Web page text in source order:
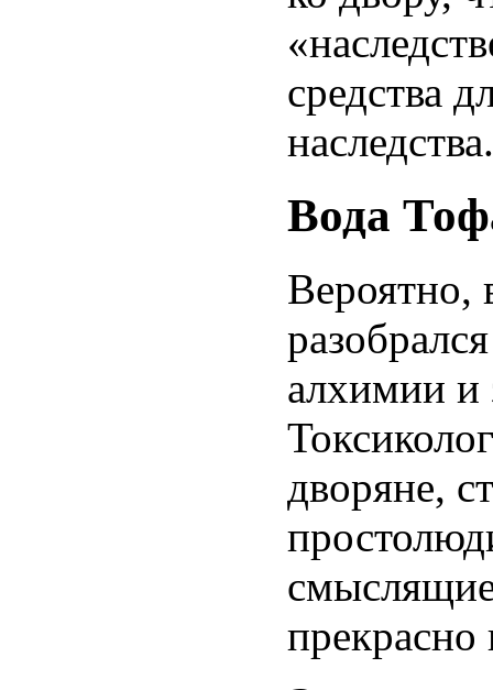
средства
наследства.
Вода
Вероятно,
алхимии и
дворяне,